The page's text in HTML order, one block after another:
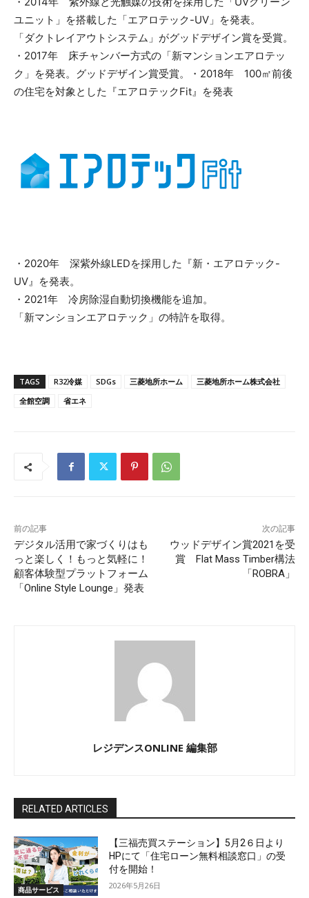
ユニット」を搭載した「エアロテック-UV」を発表。
「ダクトレイアウトシステム」がグッドデザイン賞を受賞。
・2017年 床チャンバー方式の「新マンションエアロテッ
ク」を発表。グッドデザイン賞受賞。・2018年 100㎡前後
の住宅を対象とした『エアロテックFit』を発表
・2020年 深紫外線LEDを採用した『新・エアロテック-
UV』を発表。
・2021年 冷房除湿自動切換機能を追加。
「新マンションエアロテック」の特許を取得。
TAGS R32冷媒 SDGs 三菱地所ホーム
三菱地所ホーム株式会社
全館空調
省エネ
前の記事
デジタル活用で家づくりはも
っと楽しく！もっと気軽に！
顧客体験型プラットフォーム
「Online Style Lounge」発表
次の記事
ウッドデザイン賞2021を受
賞 Flat Mass Timber構法
「ROBRA」
レジデンスONLINE 編集部
RELATED ARTICLES
商品サービス
【三福売買ステーション】5月2６日より
HPにて「住宅ローン無料相談窓口」の受
付を開始！
2026年5月26日